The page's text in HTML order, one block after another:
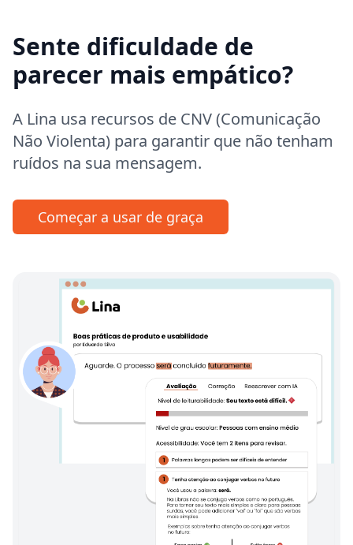
Sente dificuldade de
parecer mais empático?
A Lina usa recursos de CNV (Comunicação
Não Violenta) para garantir que não tenham
ruídos na sua mensagem.
Começar a usar de graça